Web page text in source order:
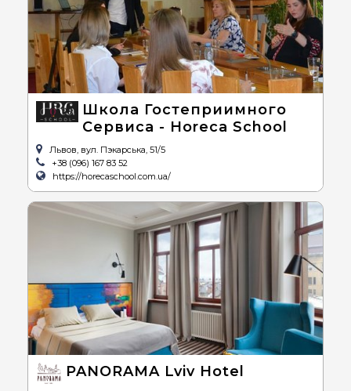
Школа Гостеприимного
Сервиса - Horeca School
Львов, вул. Пэкарська, 51/5
+38 (096) 167 83 52
https://horecaschool.com.ua/
PANORAMA Lviv Hotel